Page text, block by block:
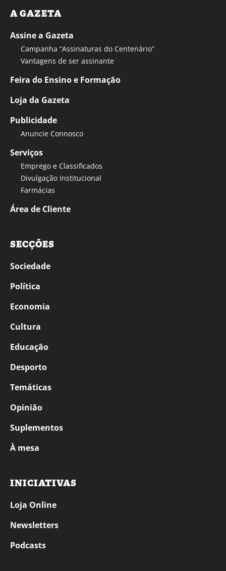
A GAZETA
Assine a Gazeta
Campanha “Assinaturas do Centenário”
Vantagens de ser assinante
Feira do Ensino e Formação
Loja da Gazeta
Publicidade
Anuncie Connosco
Serviços
Emprego e Classificados
Divulgação Institucional
Farmácias
Área de Cliente
SECÇÕES
Sociedade
Política
Economia
Cultura
Educação
Desporto
Temáticas
Opinião
Suplementos
À mesa
INICIATIVAS
Loja Online
Newsletters
Podcasts